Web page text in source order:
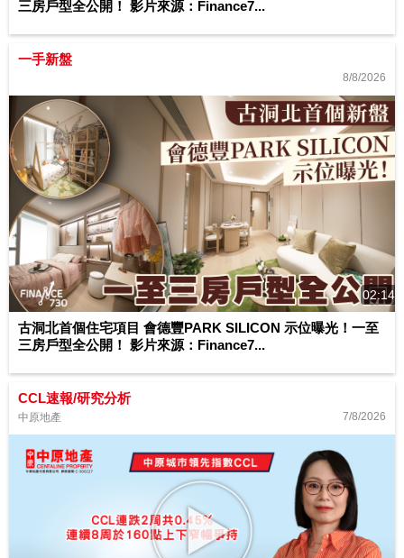
三房戶型全公開！ 影片來源：Finance7...
一手新盤
8/8/2026
02:14
古洞北首個住宅項目 會德豐PARK SILICON 示位曝光！一至
三房戶型全公開！ 影片來源：Finance7...
CCL速報/研究分析
中原地產 7/8/2026